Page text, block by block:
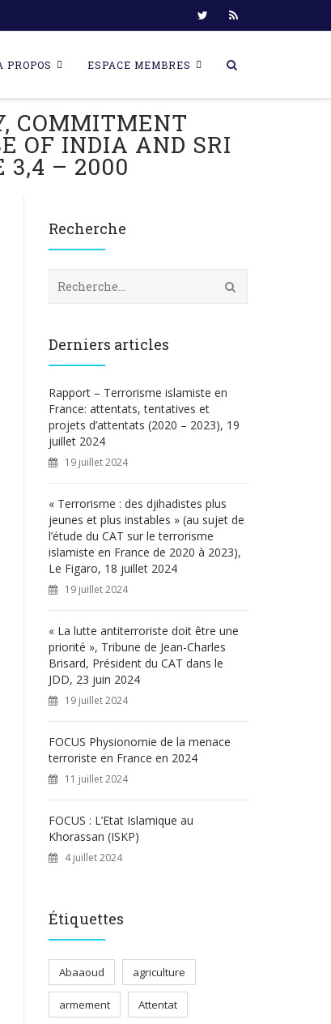
PROPOS ESPACE MEMBRES
COMMITMENT
OF INDIA AND SRI
3,4 – 2000
Recherche
e
h
e
r
:
Derniers articles
Rapport – Terrorisme islamiste en
France: attentats, tentatives et
projets d’attentats (2020 – 2023), 19
juillet 2024
19 juillet 2024
« Terrorisme : des djihadistes plus
jeunes et plus instables » (au sujet de
l’étude du CAT sur le terrorisme
islamiste en France de 2020 à 2023),
Le Figaro, 18 juillet 2024
19 juillet 2024
« La lutte antiterroriste doit être une
priorité », Tribune de Jean-Charles
Brisard, Président du CAT dans le
JDD, 23 juin 2024
19 juillet 2024
FOCUS Physionomie de la menace
terroriste en France en 2024
11 juillet 2024
FOCUS : L’Etat Islamique au
Khorassan (ISKP)
4 juillet 2024
Étiquettes
Abaaoud agriculture
armement Attentat